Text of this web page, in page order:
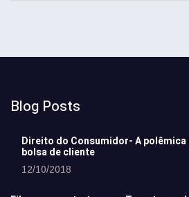
Blog Posts
Direito do Consumidor- A
bolsa de cliente
12/10/2018